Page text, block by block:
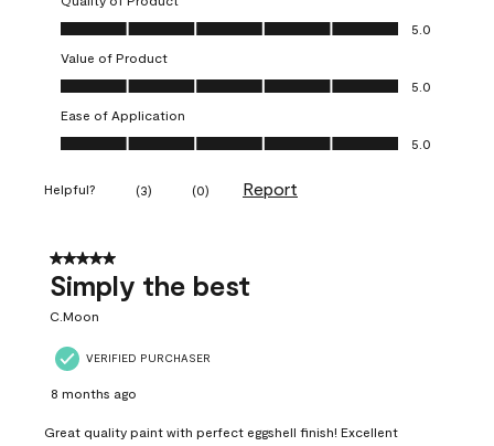
Quality of Product, 5.0 out of 5
5.0
Value of Product
Value of Product, 5.0 out of 5
5.0
Ease of Application
Ease of Application, 5.0 out of 5
5.0
Helpful? (3) (0) Report
5 out of 5 stars.
Simply the best
C.Moon
VERIFIED PURCHASER
8 months ago
Great quality paint with perfect eggshell finish! Excellent